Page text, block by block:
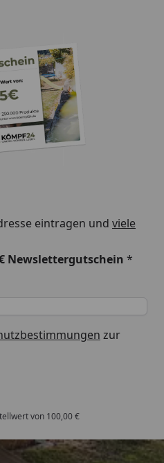
eintragen und viele
Newslettergutschein *
zur
von 100,00 €